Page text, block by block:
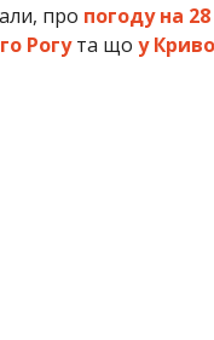
про погоду на
Рогута що у